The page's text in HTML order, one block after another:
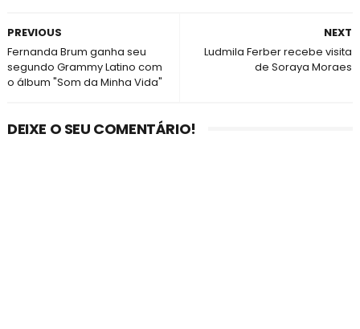
NEXT
Ludmila Ferber recebe visita
de Soraya Moraes
PREVIOUS
Fernanda Brum ganha seu
segundo Grammy Latino com
o álbum "Som da Minha Vida"
DEIXE O SEU COMENTÁRIO!